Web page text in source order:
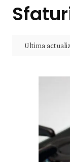
Ultima